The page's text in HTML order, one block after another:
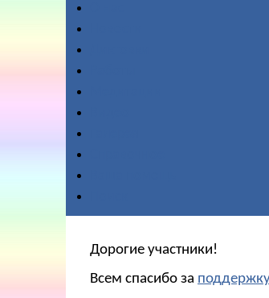
Дорогие участники!
Всем спасибо за